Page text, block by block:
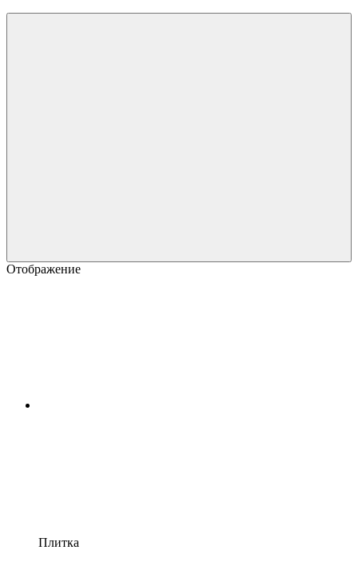
Отображение
Плитка